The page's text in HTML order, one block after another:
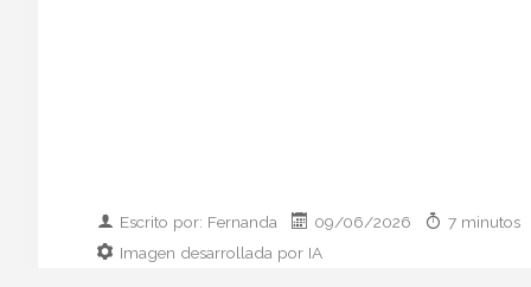
Escrito por: Fernanda 09/06/2026
7 minutos
Imagen desarrollada por IA